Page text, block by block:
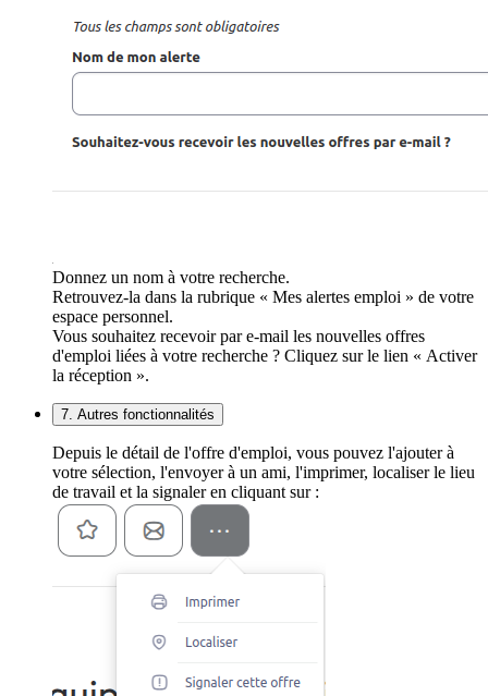
Donnez un nom à votre recherche.
Retrouvez-la dans la rubrique « Mes alertes emploi » de votre
espace personnel.
Vous souhaitez recevoir par e-mail les nouvelles offres
d'emploi liées à votre recherche ? Cliquez sur le lien « Activer
la réception ».
7. Autres fonctionnalités
Depuis le détail de l'offre d'emploi, vous pouvez l'ajouter à
votre sélection, l'envoyer à un ami, l'imprimer, localiser le lieu
de travail et la signaler en cliquant sur :